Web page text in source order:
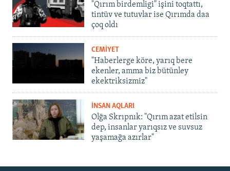
"Qırım birdemligi" işini toqtattı,
tintüv ve tutuvlar ise Qırımda daa
çoq oldı
CEMİYET
"Haberlerge köre, yarıq bere
ekenler, amma biz bütünley
ekektriksizmiz"
İNSAN AQLARI
Olğa Skrıpnık: "Qırım azat etilsin
dep, insanlar yarıqsız ve suvsuz
yaşamağa azırlar"